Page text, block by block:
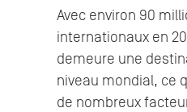
Avec environ 90
internationaux en
demeure une
niveau mondial, ce
de nombreux